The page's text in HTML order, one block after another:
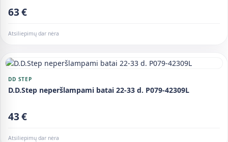
63 €
Atsiliepimų dar nėra
DD STEP
D.D.Step neperšlampami batai 22-33 d. P079-42309L
43 €
Atsiliepimų dar nėra